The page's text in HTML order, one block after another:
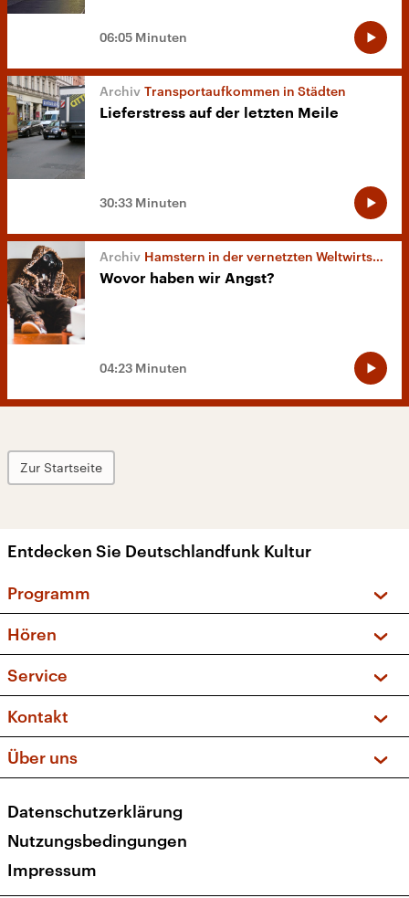
06:05 Minuten
Transportaufkommen in Städten
Lieferstress auf der letzten Meile
30:33 Minuten
Hamstern in der vernetzten Weltwirtschaft
Wovor haben wir Angst?
04:23 Minuten
Zur Startseite
Entdecken Sie Deutschlandfunk Kultur
Programm
Sendungen und Podcasts
Musikliste
Kakadu – Das Kinderprogramm
Hören
Frequenzen (UKW + DAB+)
Service
FAQ
Apps
Newsletter
Veranstaltungen
Kontakt
Social Media
Über uns
Presse
Karriere
Transparenz
Datenschutzerklärung
Nutzungsbedingungen
Impressum